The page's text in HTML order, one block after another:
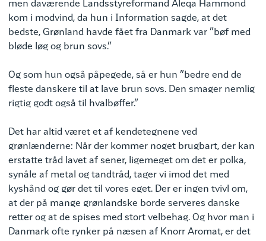
men daværende Landsstyreformand Aleqa Hammond
kom i modvind, da hun i Information sagde, at det
bedste, Grønland havde fået fra Danmark var ”bøf med
bløde løg og brun sovs.”
Og som hun også påpegede, så er hun ”bedre end de
fleste danskere til at lave brun sovs. Den smager nemlig
rigtig godt også til hvalbøffer.”
Det har altid været et af kendetegnene ved
grønlænderne: Når der kommer noget brugbart, der kan
erstatte tråd lavet af sener, ligemeget om det er polka,
synåle af metal og tandtråd, tager vi imod det med
kyshånd og gør det til vores eget. Der er ingen tvivl om,
at der på mange grønlandske borde serveres danske
retter og at de spises med stort velbehag. Og hvor man i
Danmark ofte rynker på næsen af Knorr Aromat, er det